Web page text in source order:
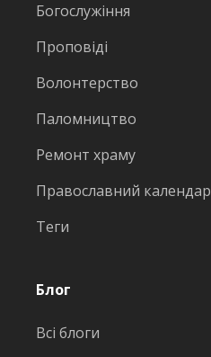
Богослужіння
Проповіді
Волонтерство
Паломництво
Ремонт храму
Православний календар
Теги
Блог
Всі блоги